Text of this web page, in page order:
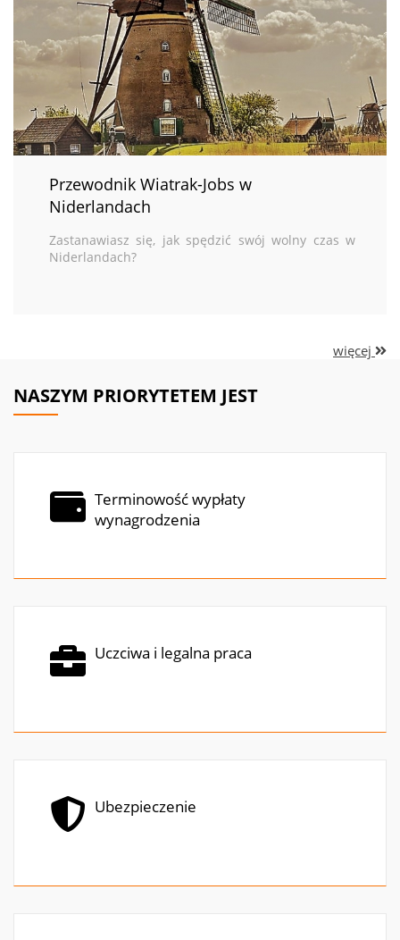
Przewodnik Wiatrak-Jobs w
Niderlandach
Zastanawiasz się, jak spędzić swój wolny czas w
Niderlandach?
więcej
NASZYM PRIORYTETEM JEST
Terminowość wypłaty
wynagrodzenia
Uczciwa i legalna praca
Ubezpieczenie